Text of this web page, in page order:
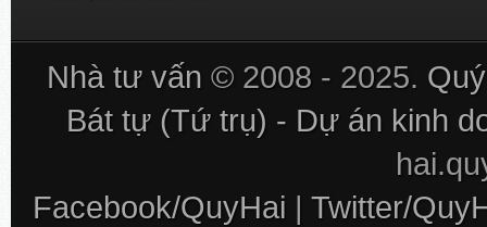
Nhà tư vấn © 2008 - 2025.
Bát tự (Tứ trụ) - Dự án kinh
Facebook/QuyHai | Twitter/